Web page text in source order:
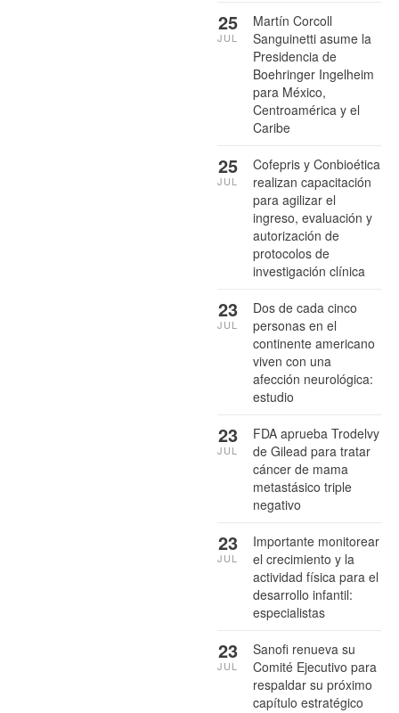
Martín Corcoll
Sanguinetti asume la
Presidencia de
Boehringer Ingelheim
para México,
Centroamérica y el
Caribe
25
JUL
Cofepris y Conbioética
realizan capacitación
para agilizar el
ingreso, evaluación y
autorización de
protocolos de
investigación clínica
25
JUL
Dos de cada cinco
personas en el
continente americano
viven con una
afección neurológica:
estudio
23
JUL
FDA aprueba Trodelvy
de Gilead para tratar
cáncer de mama
metastásico triple
negativo
23
JUL
Importante monitorear
el crecimiento y la
actividad física para el
desarrollo infantil:
especialistas
23
JUL
Sanofi renueva su
Comité Ejecutivo para
respaldar su próximo
capítulo estratégico
23
JUL